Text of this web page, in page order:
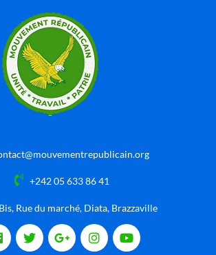
+242 05 633 86 41
Rue du marché, Diata, Brazzaville